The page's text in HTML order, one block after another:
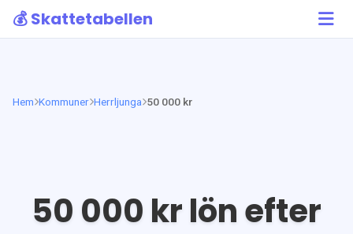
💰 Skattetabellen
Hem Kommuner Herrljunga 50 000 kr
50 000 kr lön efter